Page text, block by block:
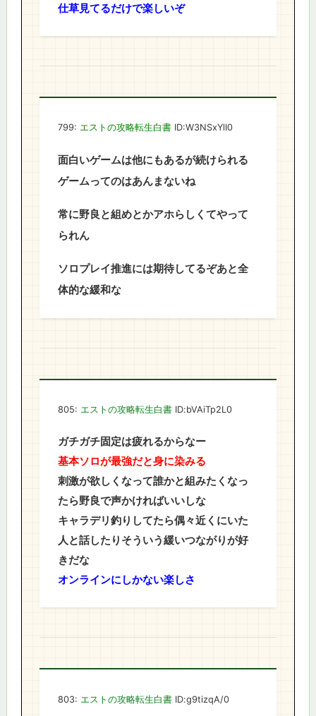
仕草見てるだけで楽しいぞ
799: エストの攻略転生白書 ID:W3NSxYlI0
面白いゲームは他にもあるが続けられる
ゲームってのはあんまないね
常に野良と組めとかアホらしくてやって
られん
ソロプレイ推進には期待してるぞあと全
体的な緩和な
805: エストの攻略転生白書 ID:bVAiTp2L0
ガチガチ固定は疲れるからなー
基本ソロが最強だと身に染みる
刺激が欲しくなって誰かと組みたくなっ
たら野良で声かければいいしな
キャラデリ釣りしてたら偶々近くにいた
人と話したりそういう緩いつながりが好
きだな
オンラインにしかない楽しさ
803: エストの攻略転生白書 ID:g9tizqA/0